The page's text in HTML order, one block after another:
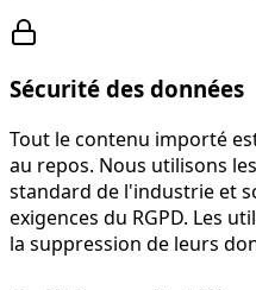
Sécurité des données
Tout le contenu importé
au repos. Nous utilisons
standard de l'industrie et
exigences du RGPD. Les
la suppression de leurs